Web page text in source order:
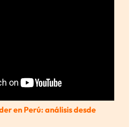
en Perú: análisis desde